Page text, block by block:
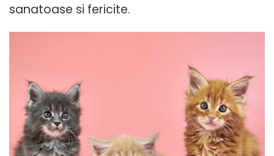
sanatoase si fericite.